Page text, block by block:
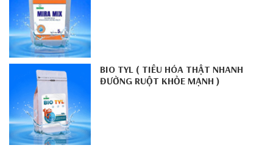
BIO TYL ( TIÊU HÓA THẬT NHANH
ĐƯỜNG RUỘT KHỎE MẠNH )